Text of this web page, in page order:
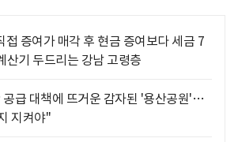
접 증여가 매각 후 현금 증여보다 세금 7
기 두드리는 강남 고령층
공급 대책에 뜨거운 감자된 '용산공원'…
지켜야"